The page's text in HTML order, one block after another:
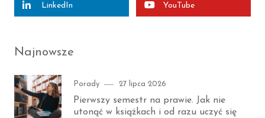
LinkedIn YouTube
Najnowsze
Category
Porady
Posted
27 lipca 2026
Pierwszy semestr na prawie. Jak nie
utonąć w książkach i od razu uczyć się